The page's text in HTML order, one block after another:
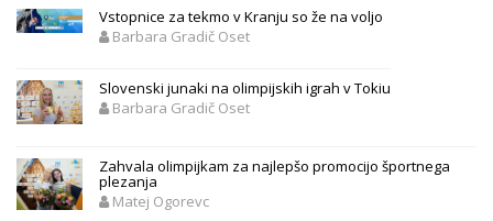
Vstopnice za tekmo v Kranju so že na voljo
Barbara Gradič Oset
Slovenski junaki na olimpijskih igrah v Tokiu
Barbara Gradič Oset
Zahvala olimpijkam za najlepšo promocijo športnega
plezanja
Matej Ogorevc